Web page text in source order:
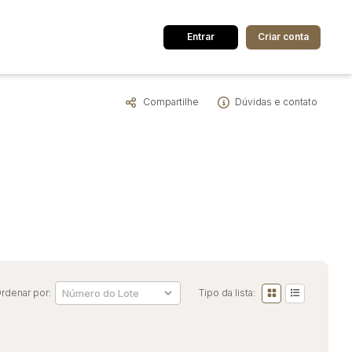
Cidade
Entrar Criar conta
Compartilhe Dúvidas e contato
por: Tipo da lista: